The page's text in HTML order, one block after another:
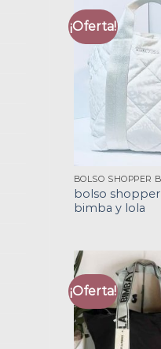
¡Oferta!
bolso shopper
bimba y lola
¡Oferta!